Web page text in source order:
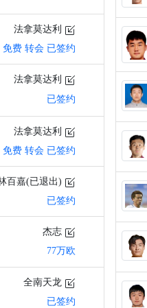
法拿莫达利
免费 转会 已签约
法拿莫达利
已签约
法拿莫达利
免费 转会 已签约
百嘉(已退出)
已签约
杰志
77万欧
全南天龙
已签约